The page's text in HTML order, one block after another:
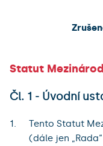
Statut
Čl. 1 - Úvodní
Tento Statut
(dále jen